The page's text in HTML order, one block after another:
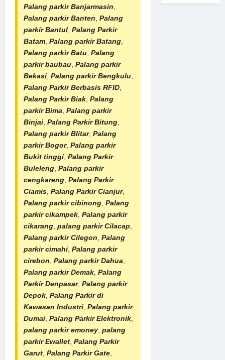
Palang parkir Banjarmasin,
Palang parkir Banten, Palang
parkir Bantul, Palang Parkir
Batam, Palang parkir Batang,
Palang parkir Batu, Palang
parkir baubau, Palang parkir
Bekasi, Palang parkir Bengkulu,
Palang Parkir Berbasis RFID,
Palang Parkir Biak, Palang
parkir Bima, Palang parkir
Binjai, Palang Parkir Bitung,
Palang parkir Blitar, Palang
parkir Bogor, Palang parkir
Bukit tinggi, Palang Parkir
Buleleng, Palang parkir
cengkareng, Palang Parkir
Ciamis, Palang Parkir Cianjur,
Palang parkir cibinong, Palang
parkir cikampek, Palang parkir
cikarang, palang parkir Cilacap,
Palang parkir Cilegon, Palang
parkir cimahi, Palang parkir
cirebon, Palang parkir Dahua,
Palang parkir Demak, Palang
Parkir Denpasar, Palang parkir
Depok, Palang Parkir di
Kawasan Industri, Palang parkir
Dumai, Palang Parkir Elektronik,
palang parkir emoney, palang
parkir Ewallet, Palang Parkir
Garut, Palang Parkir Gate,